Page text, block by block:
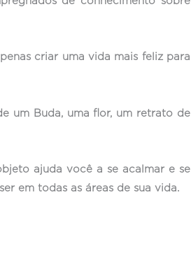
criar uma vida mais feliz para
um Buda, uma flor, um retrato de
ajuda você a se acalmar e se
em todas as áreas de sua vida.